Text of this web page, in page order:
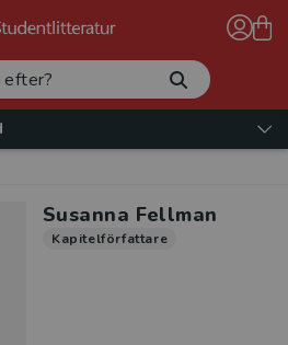
Susanna Fellman
Kapitelförfattare